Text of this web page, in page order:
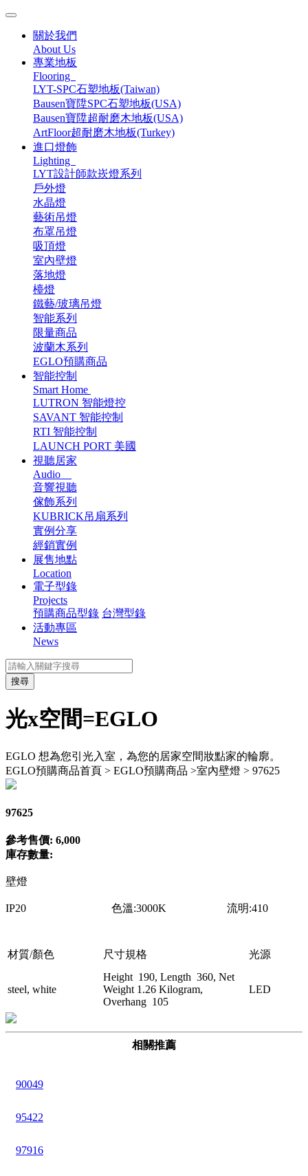
關於我們
About Us
專業地板
Flooring
LYT-SPC石塑地板(Taiwan)
Bausen寶陞SPC石塑地板(USA)
Bausen寶陞超耐磨木地板(USA)
ArtFloor超耐磨木地板(Turkey)
進口燈飾
Lighting
LYT設計師款崁燈系列
戶外燈
水晶燈
藝術吊燈
布罩吊燈
吸頂燈
室內壁燈
落地燈
檯燈
鐵藝/玻璃吊燈
智能系列
限量商品
波蘭木系列
EGLO預購商品
智能控制
Smart Home
LUTRON 智能燈控
SAVANT 智能控制
RTI 智能控制
LAUNCH PORT 美國
視聽居家
Audio
音響視聽
傢飾系列
KUBRICK吊扇系列
實例分享
經銷實例
展售地點
Location
電子型錄
Projects
預購商品型錄 台灣型錄
活動專區
News
搜尋
光x空間=EGLO
EGLO 想為您引光入室，為您的居家空間妝點家的輪廓。
EGLO預購商品首頁 > EGLO預購商品 >室內壁燈 > 97625
97625
參考售價: 6,000
庫存數量:
壁燈
IP20 色溫:3000K 流明:410
材質/顏色 尺寸規格 光源
steel, white
Height 190, Length 360, Net
Weight 1.26 Kilogram,
Overhang 105
LED
相關推薦
90049
95422
97916